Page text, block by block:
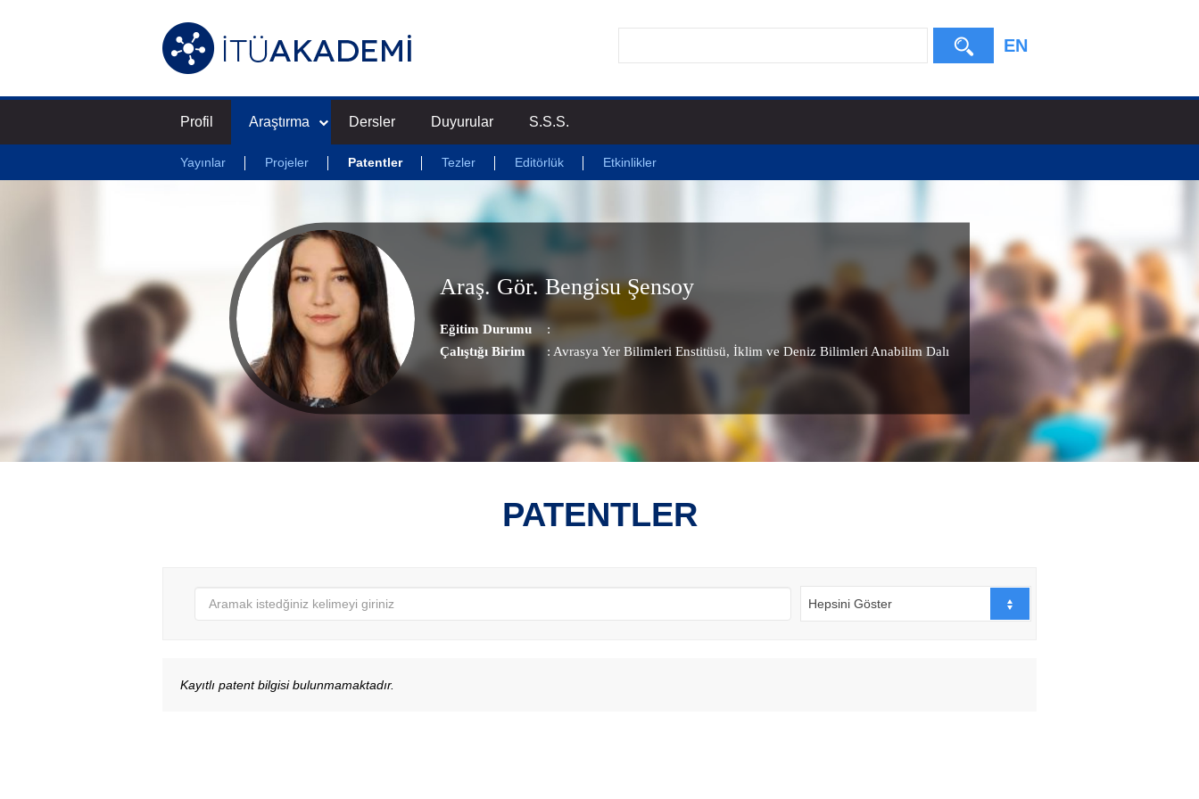
EN
Profil Araştırma
Yayınlar Projeler Patentler Tezler Editörlük Etkinlikler
Dersler Duyurular S.S.S.
Araş. Gör. Bengisu Şensoy
Eğitim Durumu
:
Çalıştığı Birim
: Avrasya Yer Bilimleri Enstitüsü, İklim ve Deniz Bilimleri Anabilim Dalı
PATENTLER
Hepsini Göster
Kayıtlı patent bilgisi bulunmamaktadır.